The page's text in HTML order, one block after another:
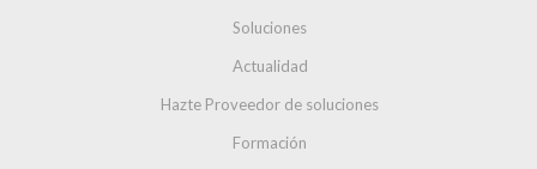
Soluciones
Actualidad
Hazte Proveedor de soluciones
Formación